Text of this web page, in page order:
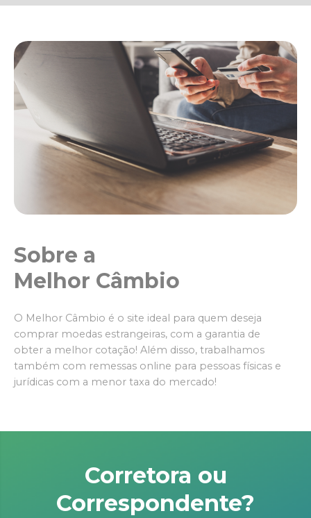
Sobre a
Melhor Câmbio
O Melhor Câmbio é o site ideal para quem deseja
comprar moedas estrangeiras, com a garantia de
obter a melhor cotação! Além disso, trabalhamos
também com remessas online para pessoas físicas e
jurídicas com a menor taxa do mercado!
Corretora ou
Correspondente?